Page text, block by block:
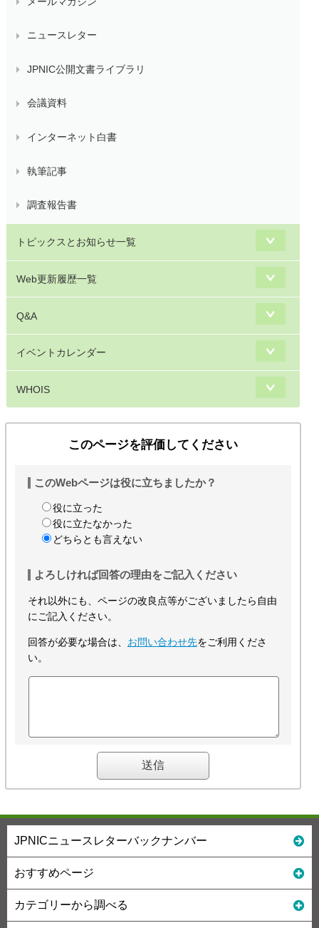
ニュースレター
JPNIC公開文書ライブラリ
会議資料
インターネット白書
執筆記事
調査報告書
トピックスとお知らせ一覧
Web更新履歴一覧
Q&A
イベントカレンダー
WHOIS
このページを評価してください
このWebページは役に立ちましたか？
役に立った
役に立たなかった
どちらとも言えない
よろしければ回答の理由をご記入ください
それ以外にも、ページの改良点等がございましたら自由
にご記入ください。
回答が必要な場合は、 お問い合わせ先をご利用くださ
い。
JPNICニュースレターバックナンバー
おすすめページ
カテゴリーから調べる